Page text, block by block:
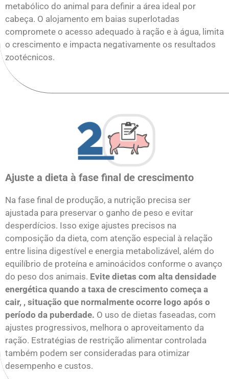
metabólico do animal para definir a área ideal por
cabeça. O alojamento em baias superlotadas
compromete o acesso adequado à ração e à água, limita
o crescimento e impacta negativamente os resultados
zootécnicos.
Ajuste a dieta à fase final de crescimento
Na fase final de produção, a nutrição precisa ser
ajustada para preservar o ganho de peso e evitar
desperdícios. Isso exige ajustes precisos na
composição da dieta, com atenção especial à relação
entre lisina digestível e energia metabolizável, além do
equilíbrio de proteína e aminoácidos conforme o avanço
do peso dos animais. Evite dietas com alta densidade
energética quando a taxa de crescimento começa a
cair, , situação que normalmente ocorre logo após o
período da puberdade. O uso de dietas faseadas, com
ajustes progressivos, melhora o aproveitamento da
ração. Estratégias de restrição alimentar controlada
também podem ser consideradas para otimizar
desempenho e custos.